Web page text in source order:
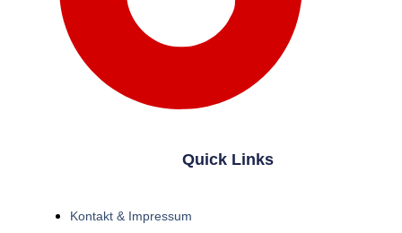
Quick Links
Kontakt & Impressum